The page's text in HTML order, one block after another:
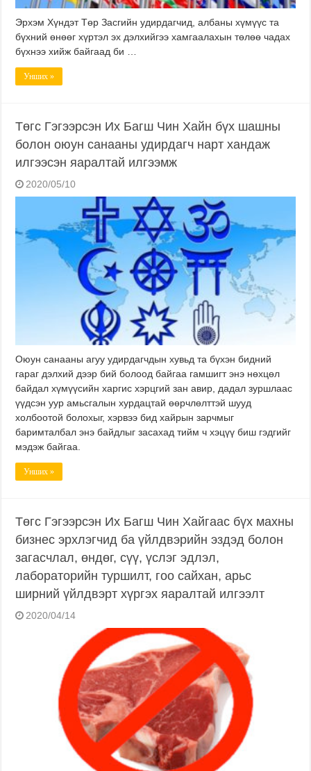
Эрхэм Хүндэт Төр Засгийн удирдагчид, албаны хүмүүс та
бүхний өнөөг хүртэл эх дэлхийгээ хамгаалахын төлөө чадах
бүхнээ хийж байгаад би …
Унших »
Төгс Гэгээрсэн Их Багш Чин Хайн бүх шашны
болон оюун санааны удирдагч нарт хандаж
илгээсэн яаралтай илгээмж
2020/05/10
Оюун санааны агуу удирдагчдын хувьд та бүхэн бидний
гараг дэлхий дээр бий болоод байгаа гамшигт энэ нөхцөл
байдал хүмүүсийн харгис хэрцгий зан авир, дадал зуршлаас
үүдсэн уур амьсгалын хурдацтай өөрчлөлттэй шууд
холбоотой болохыг, хэрвээ бид хайрын зарчмыг
баримталбал энэ байдлыг засахад тийм ч хэцүү биш гэдгийг
мэдэж байгаа.
Унших »
Төгс Гэгээрсэн Их Багш Чин Хайгаас бүх махны
бизнес эрхлэгчид ба үйлдвэрийн эздэд болон
загасчлал, өндөг, сүү, үслэг эдлэл,
лабораторийн туршилт, гоо сайхан, арьс
ширний үйлдвэрт хүргэх яаралтай илгээлт
2020/04/14